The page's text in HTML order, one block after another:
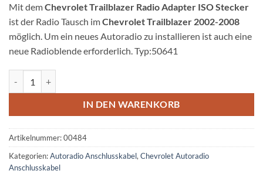
Mit demChevrolet Trailblazer Radio Adapter ISO Stecker
ist der Radio Tausch imChevrolet Trailblazer 2002-2008
möglich. Um ein neues Autoradio zu installieren ist auch eine
neue Radioblende erforderlich. Typ:50641
IN DEN WARENKORB
Artikelnummer:00484
Kategorien:Autoradio Anschlusskabel,Chevrolet Autoradio
Anschlusskabel